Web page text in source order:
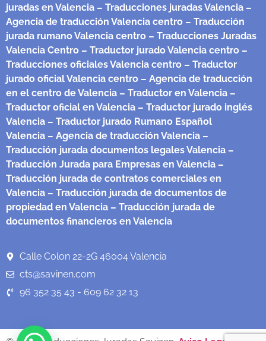
juradas en Valencia – Traducciones juradas Valencia –
Agencia de traducción Valencia centro – Traducción
jurada rumano Valencia centro – Traducciones Juradas
Valencia Centro – Traductor jurado Valencia centro –
Traducciones oficiales Valencia centro – Traductor
jurado oficial Valencia centro – Agencia de traducción
en el centro de Valencia – Traductor en Valencia –
Traductor oficial en Valencia – Traductor jurado inglés
Valencia – Traductor jurado Rumano Español
Valencia – Agencia de traducción Valencia –
Traducción jurada documentos legales Valencia –
Traducción Jurada para Empresas en Valencia –
Traducción jurada de contratos comerciales en
Valencia – Traducción jurada de documentos de
propiedad en Valencia – Traducción jurada de
documentos financieros en Valencia
Calle Colon 22-2G 46004 Valencia
cts@savinen.com
96 352 35 43 - 609 62 32 13